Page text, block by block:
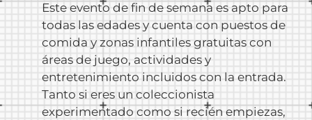
Este evento de fin de semana es apto para
todas las edades y cuenta con puestos de
comida y zonas infantiles gratuitas con
áreas de juego, actividades y
entretenimiento incluidos con la entrada.
Tanto si eres un coleccionista
experimentado como si recién empiezas,